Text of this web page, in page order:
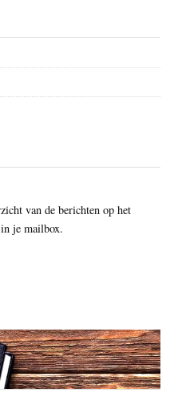
van de berichten op het
je mailbox.